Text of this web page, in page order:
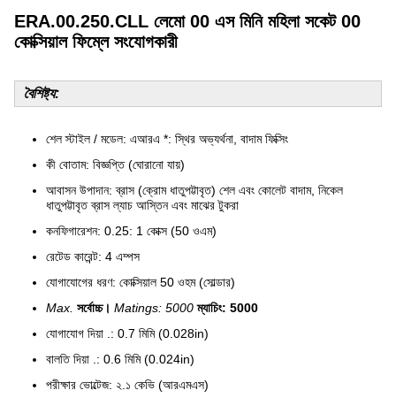
ERA.00.250.CLL লেমো 00 এস মিনি মহিলা সকেট 00
কোক্সিয়াল ফিম্লে সংযোগকারী
বৈশিষ্ট্য:
শেল স্টাইল / মডেল: এআরএ *: স্থির অভ্যর্থনা, বাদাম ফিক্সিং
কী বোতাম: বিজ্ঞপ্তি (ঘোরানো যায়)
আবাসন উপাদান: ব্রাস (ক্রোম ধাতুপট্টাবৃত) শেল এবং কোলেট বাদাম, নিকেল
ধাতুপট্টাবৃত ব্রাস ল্যাচ আস্তিন এবং মাঝের টুকরা
কনফিগারেশন: 0.25: 1 কোক্স (50 ওএম)
রেটেড কারেন্ট: 4 এম্পস
যোগাযোগের ধরণ: কোক্সিয়াল 50 ওহম (সোল্ডার)
Max. সর্বোচ্চ। Matings: 5000 ম্যাচিং: 5000
যোগাযোগ দিয়া .: 0.7 মিমি (0.028in)
বালতি দিয়া .: 0.6 মিমি (0.024in)
পরীক্ষার ভোল্টেজ: ২.১ কেভি (আরএমএস)